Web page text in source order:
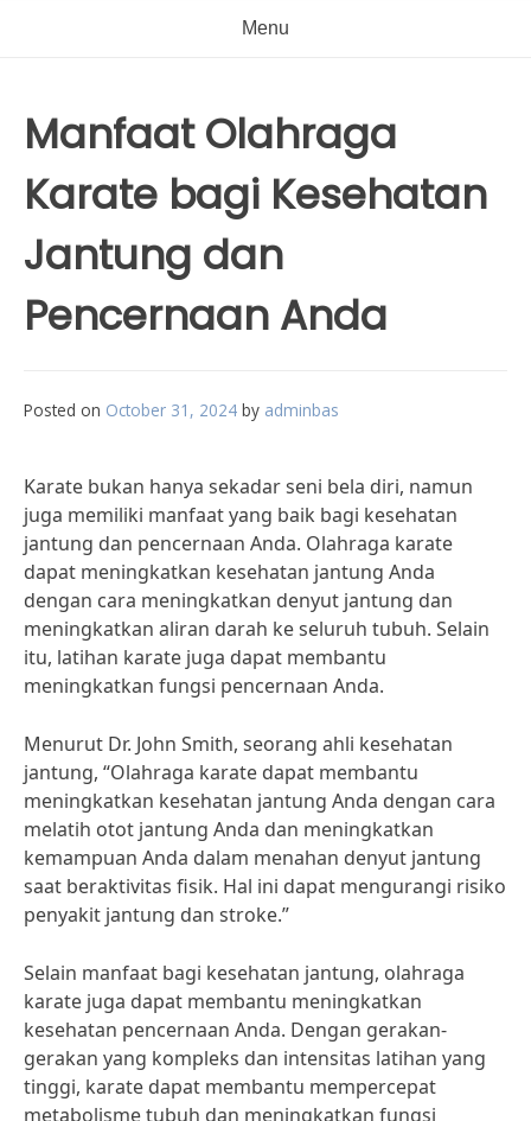
Menu
Manfaat Olahraga
Karate bagi Kesehatan
Jantung dan
Pencernaan Anda
Posted on October 31, 2024 by adminbas
Karate bukan hanya sekadar seni bela diri, namun
juga memiliki manfaat yang baik bagi kesehatan
jantung dan pencernaan Anda. Olahraga karate
dapat meningkatkan kesehatan jantung Anda
dengan cara meningkatkan denyut jantung dan
meningkatkan aliran darah ke seluruh tubuh. Selain
itu, latihan karate juga dapat membantu
meningkatkan fungsi pencernaan Anda.
Menurut Dr. John Smith, seorang ahli kesehatan
jantung, “Olahraga karate dapat membantu
meningkatkan kesehatan jantung Anda dengan cara
melatih otot jantung Anda dan meningkatkan
kemampuan Anda dalam menahan denyut jantung
saat beraktivitas fisik. Hal ini dapat mengurangi risiko
penyakit jantung dan stroke.”
Selain manfaat bagi kesehatan jantung, olahraga
karate juga dapat membantu meningkatkan
kesehatan pencernaan Anda. Dengan gerakan-
gerakan yang kompleks dan intensitas latihan yang
tinggi, karate dapat membantu mempercepat
metabolisme tubuh dan meningkatkan fungsi